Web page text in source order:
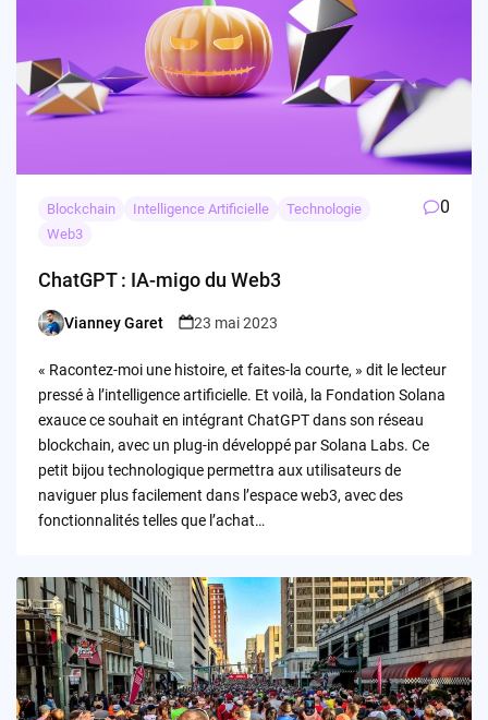
Blockchain Intelligence Artificielle
Technologie
Web3
0
ChatGPT : IA-migo du Web3
Posted
Vianney Garet 23 mai 2023
« Racontez-moi une histoire, et faites-la courte, » dit le lecteur
pressé à l’intelligence artificielle. Et voilà, la Fondation Solana
exauce ce souhait en intégrant ChatGPT dans son réseau
blockchain, avec un plug-in développé par Solana Labs. Ce
petit bijou technologique permettra aux utilisateurs de
naviguer plus facilement dans l’espace web3, avec des
fonctionnalités telles que l’achat…